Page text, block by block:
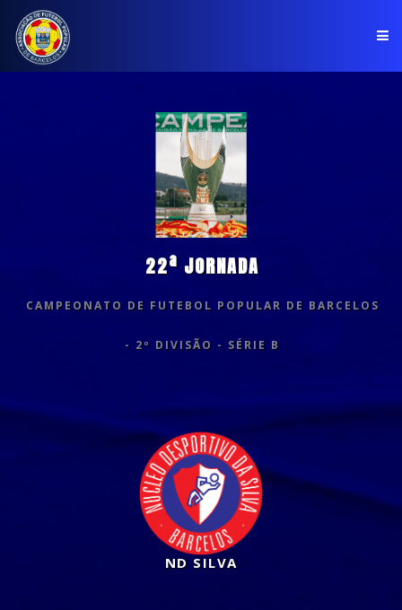
CLUBES
22ª JORNADA
CAMPEONATO DE FUTEBOL POPULAR DE BARCELOS
- 2º DIVISÃO - SÉRIE B
ND SILVA